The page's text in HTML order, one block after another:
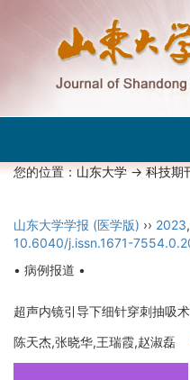
您的位置：山东大学->科技期
山东大学学报 (医学版) ›› 2023,
10.6040/j.issn.1671-
• 病例报道 •
超声内镜引导下细针穿刺抽吸
陈天杰,张晓华,王瑞霞,赵淑磊